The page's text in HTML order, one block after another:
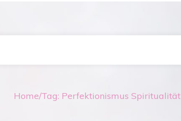
Home/Tag: Perfektionismus Spiritualität